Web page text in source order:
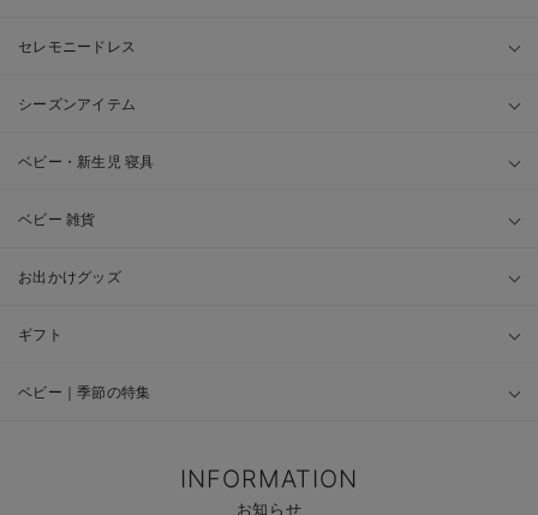
セレモニードレス
シーズンアイテム
ベビー・新生児 寝具
ベビー 雑貨
お出かけグッズ
ギフト
ベビー｜季節の特集
INFORMATION
お知らせ